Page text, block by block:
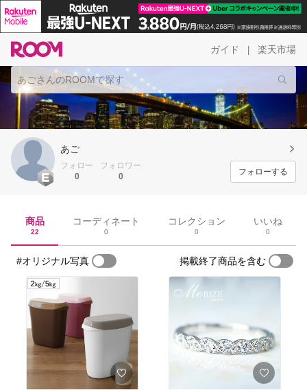
ガイド 楽天市場
あご
フォロー
0
フォロワー
0
フォローする
商品
22
コーディネート
0
コレクション
0
いいね
0
#オリジナル写真 掲載終了商品を含む